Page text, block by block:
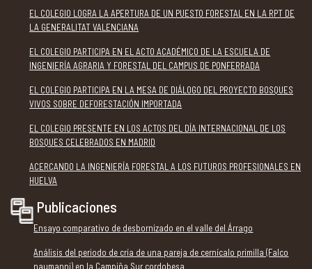
EL COLEGIO LOGRA LA APERTURA DE UN PUESTO FORESTAL EN LA RPT DE
LA GENERALITAT VALENCIANA
EL COLEGIO PARTICIPA EN EL ACTO ACADÉMICO DE LA ESCUELA DE
INGENIERÍA AGRARIA Y FORESTAL DEL CAMPUS DE PONFERRADA
EL COLEGIO PARTICIPA EN LA MESA DE DIÁLOGO DEL PROYECTO BOSQUES
VIVOS SOBRE DEFORESTACIÓN IMPORTADA
EL COLEGIO PRESENTE EN LOS ACTOS DEL DÍA INTERNACIONAL DE LOS
BOSQUES CELEBRADOS EN MADRID
ACERCANDO LA INGENIERÍA FORESTAL A LOS FUTUROS PROFESIONALES EN
HUELVA
Publicaciones
Ensayo comparativo de desbornizado en el valle del Árrago
Análisis del periodo de cría de una pareja de cernícalo primilla (Falco
naumanni) en la Campiña Sur cordobesa